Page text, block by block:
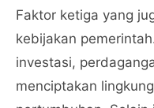
Faktor ketiga yang
kebijakan
investasi,
menciptakan